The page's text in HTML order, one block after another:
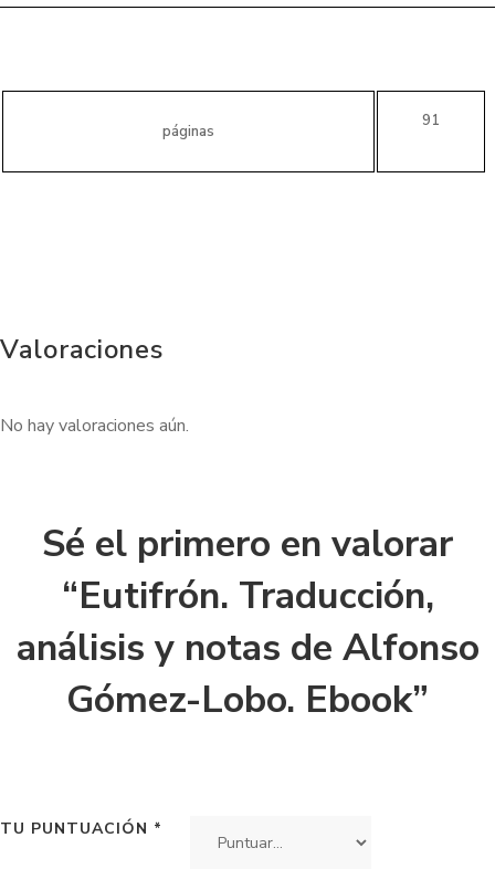
páginas
91
Valoraciones
No hay valoraciones aún.
Sé el primero en valorar
“Eutifrón. Traducción,
análisis y notas de Alfonso
Gómez-Lobo. Ebook”
TU PUNTUACIÓN *